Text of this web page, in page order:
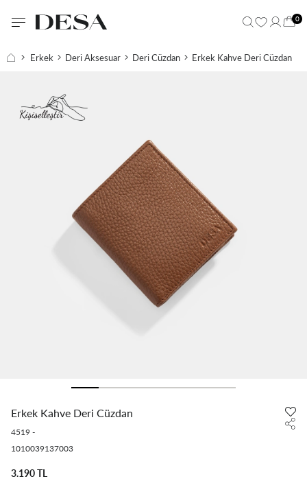
0
Erkek Deri Aksesuar Deri Cüzdan Erkek Kahve Deri Cüzdan
Erkek Kahve Deri Cüzdan
4519 -
1010039137003
3.190 TL